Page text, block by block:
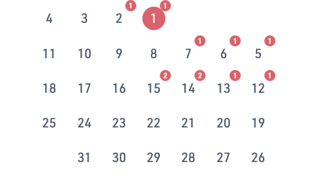
1
1
2
1
3
4
5
1
6
1
7
1
8
9
10
11
12
1
13
1
14
2
15
2
16
17
18
19
20
21
22
23
24
25
26
27
28
29
30
31